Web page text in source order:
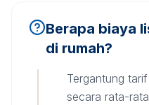
Berapa biaya
di rumah?
Tergantung
secara rata-